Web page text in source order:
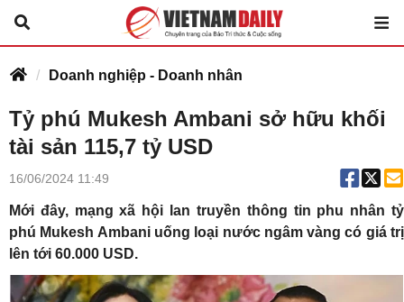
Doanh nghiệp - Doanh nhân
Tỷ phú Mukesh Ambani sở hữu khối
tài sản 115,7 tỷ USD
16/06/2024 11:49
Mới đây, mạng xã hội lan truyền thông tin phu nhân tỷ
phú Mukesh Ambani uống loại nước ngâm vàng có giá trị
lên tới 60.000 USD.